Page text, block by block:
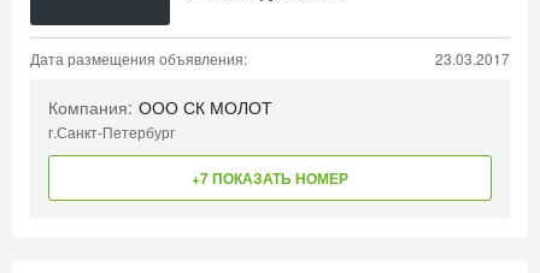
Дата размещения объявления: 23.03.2017
Компания: ООО СК МОЛОТ
г.Санкт-Петербург
+7 ПОКАЗАТЬ НОМЕР